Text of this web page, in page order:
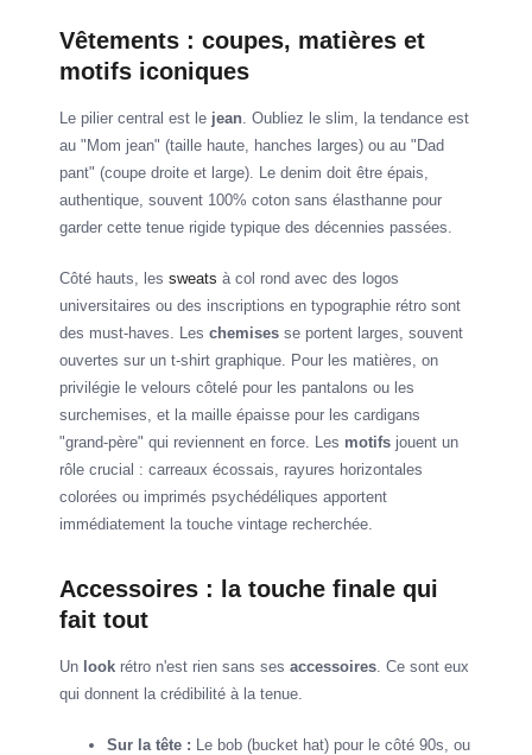
Vêtements : coupes, matières et
motifs iconiques
Le pilier central est le jean. Oubliez le slim, la tendance est
au "Mom jean" (taille haute, hanches larges) ou au "Dad
pant" (coupe droite et large). Le denim doit être épais,
authentique, souvent 100% coton sans élasthanne pour
garder cette tenue rigide typique des décennies passées.
Côté hauts, les sweats à col rond avec des logos
universitaires ou des inscriptions en typographie rétro sont
des must-haves. Les chemises se portent larges, souvent
ouvertes sur un t-shirt graphique. Pour les matières, on
privilégie le velours côtelé pour les pantalons ou les
surchemises, et la maille épaisse pour les cardigans
"grand-père" qui reviennent en force. Les motifs jouent un
rôle crucial : carreaux écossais, rayures horizontales
colorées ou imprimés psychédéliques apportent
immédiatement la touche vintage recherchée.
Accessoires : la touche finale qui
fait tout
Un look rétro n'est rien sans ses accessoires. Ce sont eux
qui donnent la crédibilité à la tenue.
Sur la tête : Le bob (bucket hat) pour le côté 90s, ou